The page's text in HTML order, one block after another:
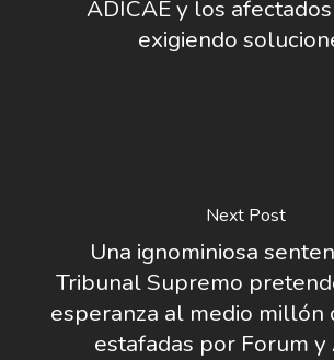
ADICAE y los
exigiendo
Next Post
Una ignominiosa
Tribunal Supremo
esperanza al medio millón
estafadas por Forum y